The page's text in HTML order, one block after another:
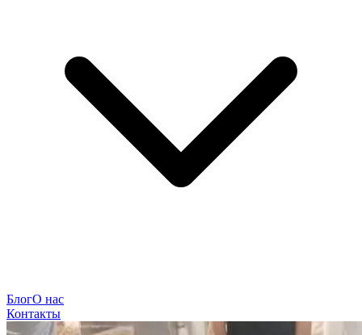
БлогО нас
Контакты